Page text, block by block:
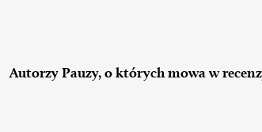
Autorzy Pauzy, o których mowa w